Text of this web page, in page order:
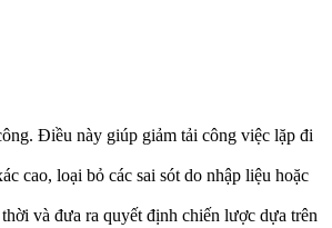
Điều này giúp giảm tải công việc lặp đi
cao, loại bỏ các sai sót do nhập liệu hoặc
và đưa ra quyết định chiến lược dựa trên